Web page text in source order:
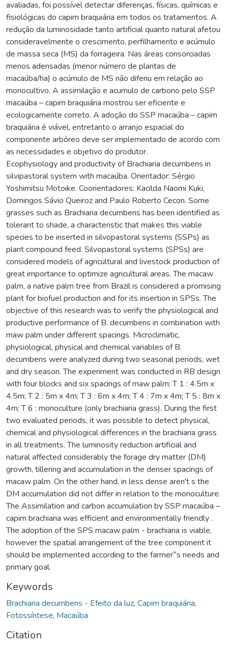
avaliadas, foi possível detectar diferenças, físicas, químicas e
fisiológicas do capim braquiária em todos os tratamentos. A
redução da luminosidade tanto artificial quanto natural afetou
consideravelmente o crescimento, perfilhamento e acúmulo
de massa seca (MS) da forrageira. Nas áreas consorciadas
menos adensadas (menor número de plantas de
macaúba/ha) o acúmulo de MS não diferiu em relação ao
monocultivo. A assimilação e acumulo de carbono pelo SSP
macaúba – capim braquiária mostrou ser eficiente e
ecologicamente correto. A adoção do SSP macaúba – capim
braquiária é viável, entretanto o arranjo espacial do
componente arbóreo deve ser implementado de acordo com
as necessidades e objetivo do produtor.
Ecophysiology and productivity of Brachiaria decumbens in
silvipastoral system with macaúba. Orientador: Sérgio
Yoshimitsu Motoike. Coorientadores: Kacilda Naomi Kuki,
Domingos Sávio Queiroz and Paulo Roberto Cecon. Some
grasses such as Brachiaria decumbens has been identified as
tolerant to shade, a characteristic that makes this viable
species to be inserted in silvopastoral systems (SSPs) as
plant compound feed. Silvopastoral systems (SPSs) are
considered models of agricultural and livestock production of
great importance to optimize agricultural areas. The macaw
palm, a native palm tree from Brazil is considered a promising
plant for biofuel production and for its insertion in SPSs. The
objective of this research was to verify the physiological and
productive performance of B. decumbens in combination with
maw palm under different spacings. Microclimatic,
physiological, physical and chemical variables of B.
decumbens were analyzed during two seasonal periods, wet
and dry season. The experiment was conducted in RB design
with four blocks and six spacings of maw palm: T 1 : 4.5m x
4.5m; T 2 : 5m x 4m; T 3 : 6m x 4m; T 4 : 7m x 4m; T 5 : 8m x
4m; T 6 : monoculture (only brachiaria grass). During the first
two evaluated periods, it was possible to detect physical,
chemical and physiological differences in the brachiaria grass
in all treatments. The luminosity reduction artificial and
natural affected considerably the forage dry matter (DM)
growth, tillering and accumulation in the denser spacings of
macaw palm. On the other hand, in less dense aren't s the
DM accumulation did not differ in relation to the monoculture.
The Assimilation and carbon accumulation by SSP macaúba –
capim brachiaria was efficient and environmentally friendly .
The adoption of the SPS macaw palm - brachiaria is viable,
however the spatial arrangement of the tree component it
should be implemented according to the farmer‟s needs and
primary goal.
Keywords
Brachiaria decumbens - Efeito da luz, Capim braquiária,
Fotossíntese, Macaúba
Citation